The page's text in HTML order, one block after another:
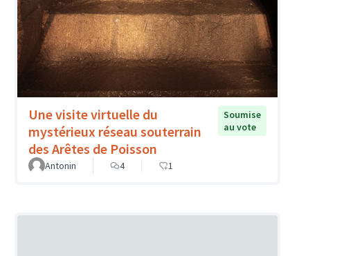
Une visite virtuelle du
mystérieux réseau souterrain
des Arêtes de Poisson
Soumise
au vote
Antonin 4 1